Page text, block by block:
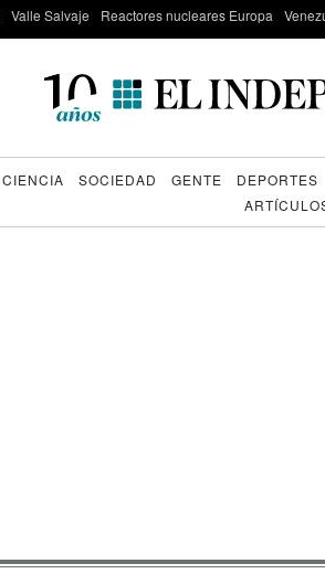
Valle Salvaje Reactores nucleares Europa
CIENCIA SOCIEDAD GENTE DEPORTES